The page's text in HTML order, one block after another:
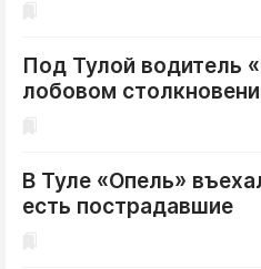
Под Тулой водитель
лобовом
В Туле «Опель»
есть пострадавшие